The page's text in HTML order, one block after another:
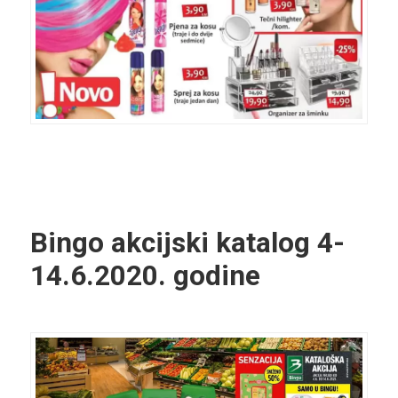
Bingo akcijski katalog 4-
14.6.2020. godine